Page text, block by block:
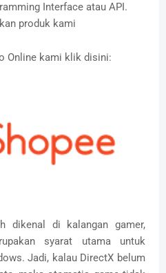
Interface atau API.
produk kami
Online kami klik disini:
dikenal di kalangan gamer,
syarat utama untuk
Jadi, kalau DirectX belum